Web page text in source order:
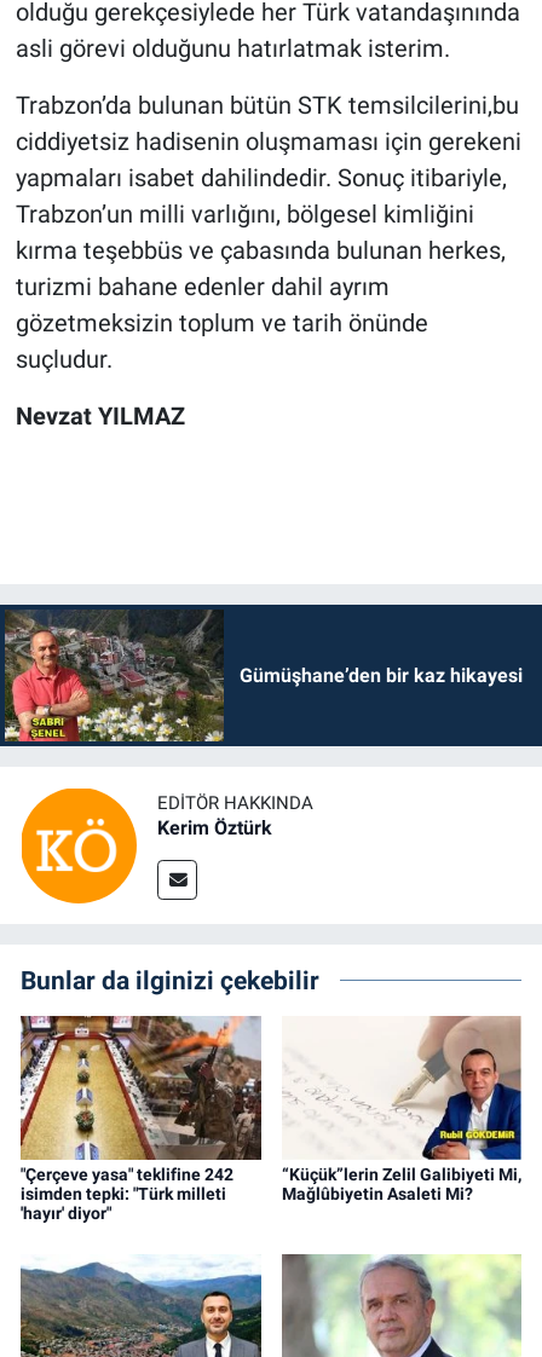
olduğu gerekçesiylede her Türk vatandaşınında
asli görevi olduğunu hatırlatmak isterim.
Trabzon’da bulunan bütün STK temsilcilerini,bu
ciddiyetsiz hadisenin oluşmaması için gerekeni
yapmaları isabet dahilindedir. Sonuç itibariyle,
Trabzon’un milli varlığını, bölgesel kimliğini
kırma teşebbüs ve çabasında bulunan herkes,
turizmi bahane edenler dahil ayrım
gözetmeksizin toplum ve tarih önünde
suçludur.
Nevzat YILMAZ
Gümüşhane’den bir kaz hikayesi
EDITÖR HAKKINDA
Kerim Öztürk
Bunlar da ilginizi çekebilir
"Çerçeve yasa" teklifine 242
isimden tepki: "Türk milleti
'hayır' diyor"
“Küçük”lerin Zelil Galibiyeti Mi,
Mağlûbiyetin Asaleti Mi?